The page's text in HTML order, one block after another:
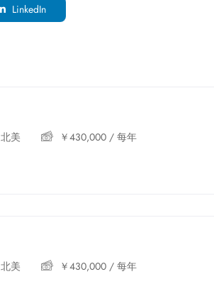
LinkedIn
北美 ￥430,000 / 每年
北美 ￥430,000 / 每年